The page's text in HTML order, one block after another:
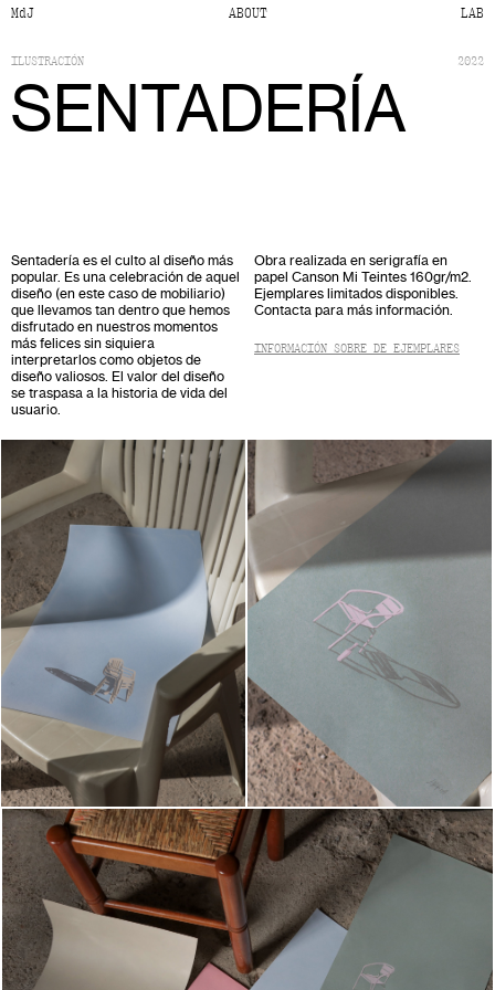
MdJ ABOUT LAB
ILUSTRACIÓN 2022
SENTADERÍA
Sentadería es el culto al diseño más
popular. Es una celebración de aquel
diseño (en este caso de mobiliario)
que llevamos tan dentro que hemos
disfrutado en nuestros momentos
más felices sin siquiera
interpretarlos como objetos de
diseño valiosos. El valor del diseño
se traspasa a la historia de vida del
usuario.
Obra realizada en serigrafía en
papel Canson Mi Teintes 160gr/m2.
Ejemplares limitados disponibles.
Contacta para más información.
INFORMACIÓN SOBRE DE EJEMPLARES